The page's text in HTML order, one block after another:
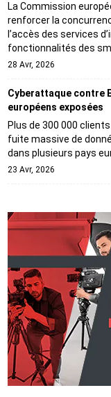
La Commission
renforcer la
l’accès des services
fonctionnalités des
28 Avr, 2026
Cyberattaque contre
européens exposées
Plus de 300 000
fuite massive de
dans plusieurs pays
23 Avr, 2026